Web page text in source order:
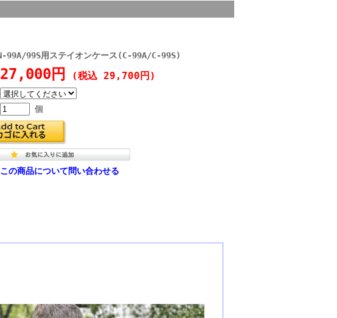
99A/99S用ステイオンケース(C-99A/C-99S)
27,000円 (税込 29,700円)
個
この商品について問い合わせる